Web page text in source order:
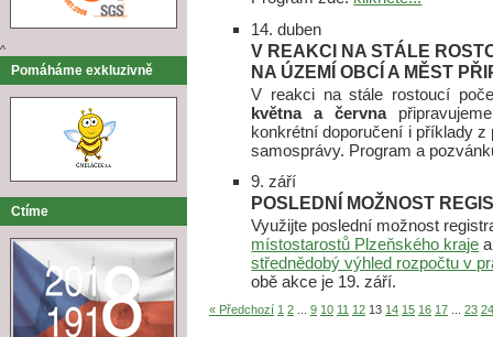
^
Pomáháme exkluzivně
Ctíme
14. duben
V REAKCI NA STÁLE
NA ÚZEMÍ OBCÍ A MĚST
V reakci na stále rostoucí
května a června
konkrétní doporučení i příklady
samosprávy. Program a
9. září
POSLEDNÍ MOŽNOST
Využijte poslední možnost
místostarostů Plzeňského kraje
střednědobý výhled rozpočtu v
obě akce je 19. září.
« Předchozí 1 2 9 10 11 12 13 14 15 16 17 23 24